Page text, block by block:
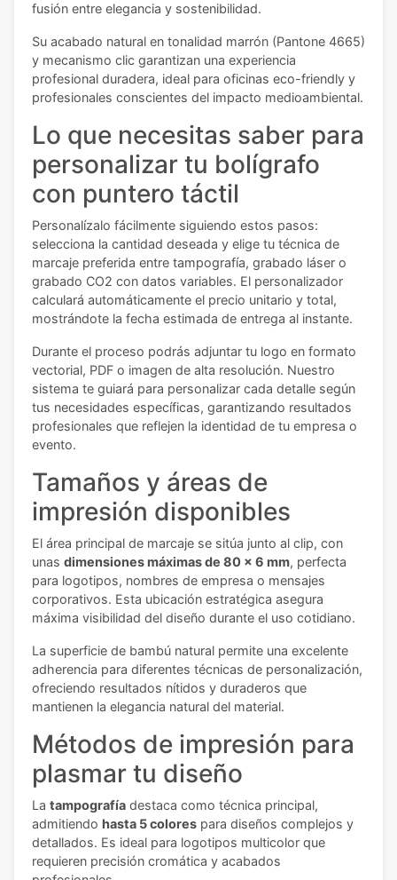
fusión entre elegancia y sostenibilidad.
Su acabado natural en tonalidad marrón (Pantone 4665)
y mecanismo clic garantizan una experiencia
profesional duradera, ideal para oficinas eco-friendly y
profesionales conscientes del impacto medioambiental.
Lo que necesitas saber para
personalizar tu bolígrafo
con puntero táctil
Personalízalo fácilmente siguiendo estos pasos:
selecciona la cantidad deseada y elige tu técnica de
marcaje preferida entre tampografía, grabado láser o
grabado CO2 con datos variables. El personalizador
calculará automáticamente el precio unitario y total,
mostrándote la fecha estimada de entrega al instante.
Durante el proceso podrás adjuntar tu logo en formato
vectorial, PDF o imagen de alta resolución. Nuestro
sistema te guiará para personalizar cada detalle según
tus necesidades específicas, garantizando resultados
profesionales que reflejen la identidad de tu empresa o
evento.
Tamaños y áreas de
impresión disponibles
El área principal de marcaje se sitúa junto al clip, con
unas dimensiones máximas de 80 x 6 mm, perfecta
para logotipos, nombres de empresa o mensajes
corporativos. Esta ubicación estratégica asegura
máxima visibilidad del diseño durante el uso cotidiano.
La superficie de bambú natural permite una excelente
adherencia para diferentes técnicas de personalización,
ofreciendo resultados nítidos y duraderos que
mantienen la elegancia natural del material.
Métodos de impresión para
plasmar tu diseño
La tampografía destaca como técnica principal,
admitiendo hasta 5 colores para diseños complejos y
detallados. Es ideal para logotipos multicolor que
requieren precisión cromática y acabados